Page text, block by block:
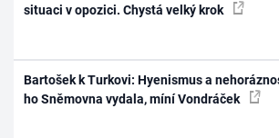
situaci v opozici. Chystá velký krok
Bartošek k Turkovi: Hyenismus a
ho Sněmovna vydala, míní Vondráček